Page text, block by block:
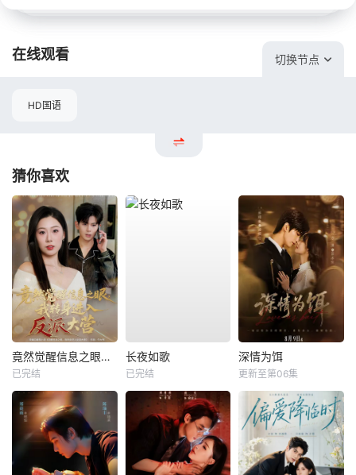
在线观看 切换节点
HD国语
猜你喜欢
竟然觉醒信息之眼，我转身进入反派大营
已完结
长夜如歌
已完结
深情为饵
更新至第06集